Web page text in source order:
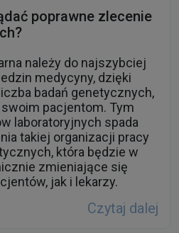
należy do najszybciej
medycyny, dzięki
pacjentom. Tym
laboratoryjnych spada
takiej organizacji pracy
która będzie w
zmieniające się
jak i lekarzy.
Czytaj dalej